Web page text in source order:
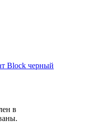
Block черный
в